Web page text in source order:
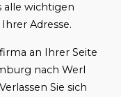
alle wichtigen
Adresse.
an Ihrer Seite
nach Werl
Sie sich